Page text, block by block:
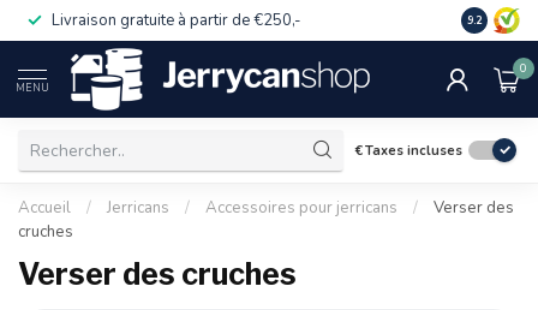
Livraison gratuite à partir de €250,- 9.2
MENU
0
€Taxes incluses
Accueil / Jerricans / Accessoires pour jerricans /
Verser des
cruches
Verser des cruches